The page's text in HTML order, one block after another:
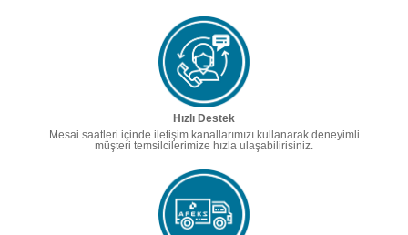
Hızlı Destek
Mesai saatleri içinde iletişim kanallarımızı kullanarak deneyimli
müşteri temsilcilerimize hızla ulaşabilirisiniz.